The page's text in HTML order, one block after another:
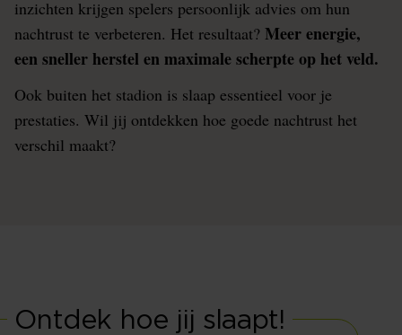
inzichten krijgen spelers persoonlijk advies om hun
nachtrust te verbeteren. Het resultaat? Meer energie,
een sneller herstel en maximale scherpte op het veld.
Ook buiten het stadion is slaap essentieel voor je
prestaties. Wil jij ontdekken hoe goede nachtrust het
verschil maakt?
Ontdek hoe jij slaapt!